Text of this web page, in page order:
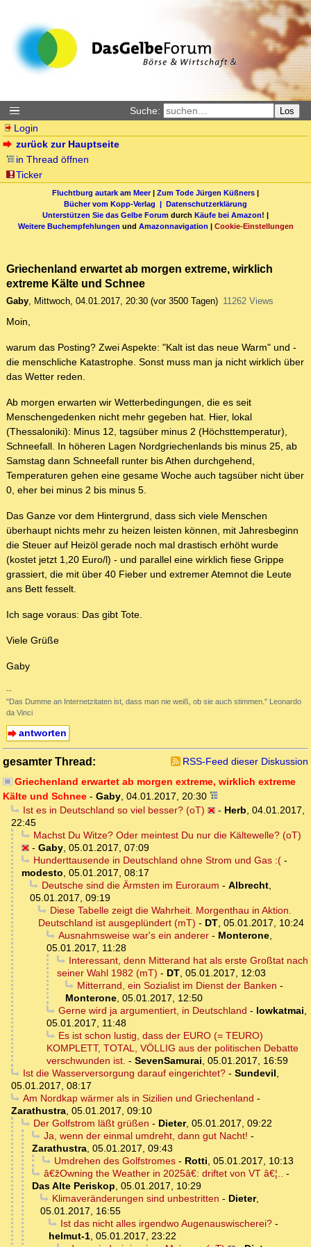
Suche: Los
Login
zurück zur Hauptseite
in Thread öffnen
Ticker
Fluchtburg autark am Meer| Zum Tode Jürgen Küßners |
Bücher vom Kopp-Verlag | Datenschutzerklärung
Unterstützen Sie das Gelbe Forum durch Käufe bei Amazon! |
Weitere Buchempfehlungen und Amazonnavigation | Cookie-Einstellungen
Griechenland erwartet ab morgen extreme, wirklich
extreme Kälte und Schnee
Gaby, Mittwoch, 04.01.2017, 20:30 (vor 3500 Tagen) 11262 Views
Moin,
warum das Posting? Zwei Aspekte: "Kalt ist das neue Warm" und -
die menschliche Katastrophe. Sonst muss man ja nicht wirklich über
das Wetter reden.
Ab morgen erwarten wir Wetterbedingungen, die es seit
Menschengedenken nicht mehr gegeben hat. Hier, lokal
(Thessaloniki): Minus 12, tagsüber minus 2 (Höchsttemperatur),
Schneefall. In höheren Lagen Nordgriechenlands bis minus 25, ab
Samstag dann Schneefall runter bis Athen durchgehend,
Temperaturen gehen eine gesame Woche auch tagsüber nicht über
0, eher bei minus 2 bis minus 5.
Das Ganze vor dem Hintergrund, dass sich viele Menschen
überhaupt nichts mehr zu heizen leisten können, mit Jahresbeginn
die Steuer auf Heizöl gerade noch mal drastisch erhöht wurde
(kostet jetzt 1,20 Euro/l) - und parallel eine wirklich fiese Grippe
grassiert, die mit über 40 Fieber und extremer Atemnot die Leute
ans Bett fesselt.
Ich sage voraus: Das gibt Tote.
Viele Grüße
Gaby
--
"Das Dumme an Internetzitaten ist, dass man nie weiß, ob sie auch stimmen." Leonardo
da Vinci
antworten
gesamter Thread:
RSS-Feed dieser Diskussion
Griechenland erwartet ab morgen extreme, wirklich extreme
Kälte und Schnee - Gaby, 04.01.2017, 20:30
Ist es in Deutschland so viel besser? (oT)
- Herb, 04.01.2017,
22:45
Machst Du Witze? Oder meintest Du nur die Kältewelle? (oT)
- Gaby, 05.01.2017, 07:09
Hunderttausende in Deutschland ohne Strom und Gas :(-
modesto, 05.01.2017, 08:17
Deutsche sind die Ärmsten im Euroraum - Albrecht,
05.01.2017, 09:19
Diese Tabelle zeigt die Wahrheit. Morgenthau in Aktion.
Deutschland ist ausgeplündert (mT) - DT, 05.01.2017, 10:24
Ausnahmsweise war's ein anderer- Monterone,
05.01.2017, 11:28
Interessant, denn Mitterand hat als erste Großtat nach
seiner Wahl 1982 (mT) - DT, 05.01.2017, 12:03
Mitterrand, ein Sozialist im Dienst der Banken -
Monterone, 05.01.2017, 12:50
Gerne wird ja argumentiert, in Deutschland - lowkatmai,
05.01.2017, 11:48
Es ist schon lustig, dass der EURO (= TEURO)
KOMPLETT, TOTAL, VÖLLIG aus der politischen Debatte
verschwunden ist. - SevenSamurai, 05.01.2017, 16:59
Ist die Wasserversorgung darauf eingerichtet?- Sundevil,
05.01.2017, 08:17
Am Nordkap wärmer als in Sizilien und Griechenland -
Zarathustra, 05.01.2017, 09:10
Der Golfstrom läßt grüßen - Dieter, 05.01.2017, 09:22
Ja, wenn der einmal umdreht, dann gut Nacht! -
Zarathustra, 05.01.2017, 09:43
Umdrehen des Golfstromes- Rotti, 05.01.2017, 10:13
â€žOwning the Weather in 2025â€: driftet von VT â€¦.. -
Das Alte Periskop, 05.01.2017, 10:29
Klimaveränderungen sind unbestritten - Dieter,
05.01.2017, 16:55
Ist das nicht alles irgendwo Augenauswischerei?-
helmut-1, 05.01.2017, 23:22